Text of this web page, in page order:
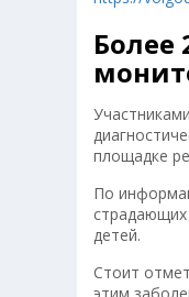
Более
площадке
По
детей.
Стоит